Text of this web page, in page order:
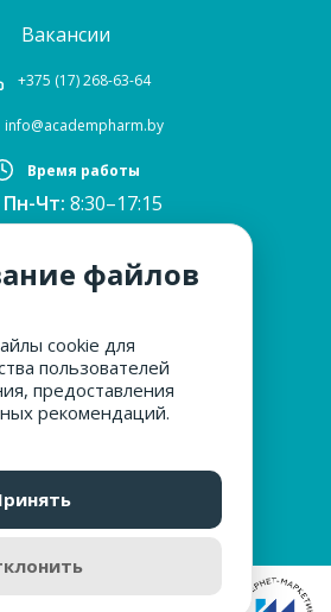
Вакансии
+375 (17) 268-63-64
info@academpharm.by
Время работы
Пн-Чт: 8:30–17:15
ПТ:8:30–16:00
12:30–13:00
Сб, Вс:выходные
БЕЗОПАСНОСТЬ
ГРАЖДАН
файлов
cookie для
пользователей
предоставления
рекомендаций.